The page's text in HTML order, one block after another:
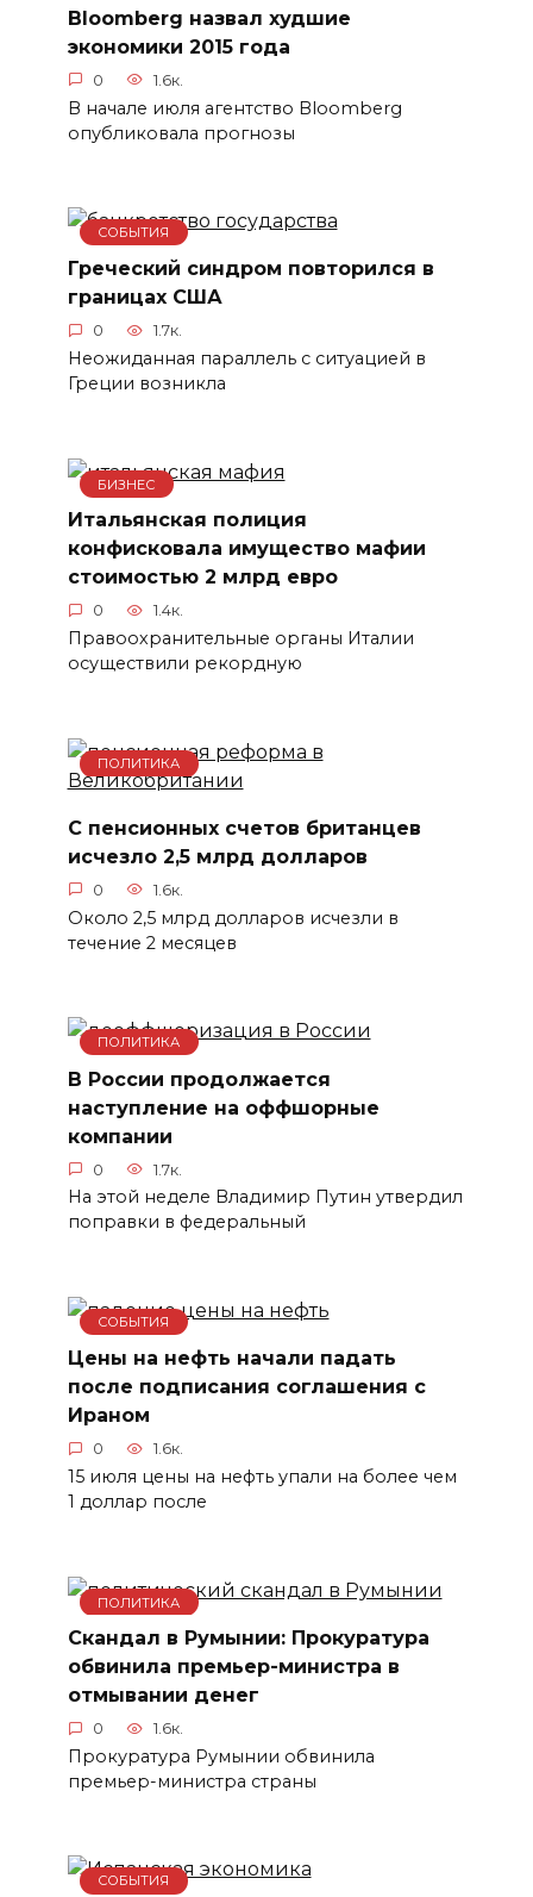
Bloomberg назвал худшие
экономики 2015 года
0 1.6к.
В начале июля агентство Bloomberg
опубликовала прогнозы
СОБЫТИЯ
Греческий синдром повторился в
границах США
0 1.7к.
Неожиданная параллель с ситуацией в
Греции возникла
БИЗНЕС
Итальянская полиция
конфисковала имущество мафии
стоимостью 2 млрд евро
0 1.4к.
Правоохранительные органы Италии
осуществили рекордную
ПОЛИТИКА
С пенсионных счетов британцев
исчезло 2,5 млрд долларов
0 1.6к.
Около 2,5 млрд долларов исчезли в
течение 2 месяцев
ПОЛИТИКА
В России продолжается
наступление на оффшорные
компании
0 1.7к.
На этой неделе Владимир Путин утвердил
поправки в федеральный
СОБЫТИЯ
Цены на нефть начали падать
после подписания соглашения с
Ираном
0 1.6к.
15 июля цены на нефть упали на более чем
1 доллар после
ПОЛИТИКА
Скандал в Румынии: Прокуратура
обвинила премьер-министра в
отмывании денег
0 1.6к.
Прокуратура Румынии обвинила
премьер-министра страны
СОБЫТИЯ